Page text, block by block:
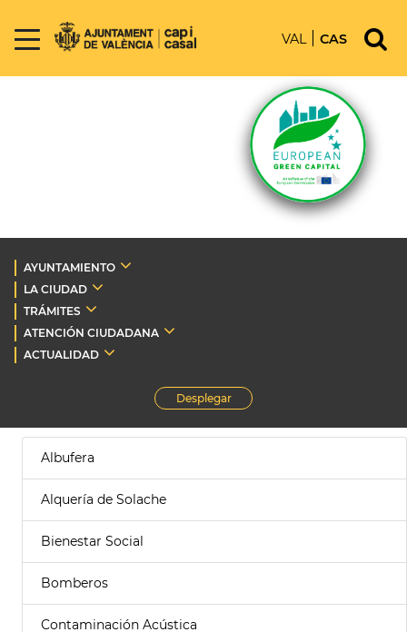
VAL CAS
AYUNTAMIENTO
LA CIUDAD
TRÁMITES
ATENCIÓN CIUDADANA
ACTUALIDAD
Desplegar
Albufera
Alquería de Solache
Bienestar Social
Bomberos
Contaminación Acústica